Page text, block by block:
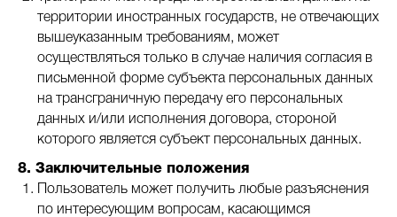
территории иностранных государств, не отвечающих
вышеуказанным требованиям, может
осуществляться только в случае наличия согласия в
письменной форме субъекта персональных данных
на трансграничную передачу его персональных
данных и/или исполнения договора, стороной
которого является субъект персональных данных.
8. Заключительные положения
Пользователь может получить любые разъяснения
по интересующим вопросам, касающимся